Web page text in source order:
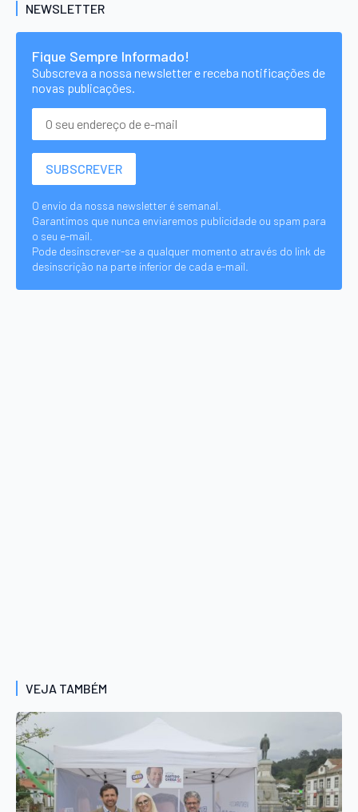
NEWSLETTER
Fique Sempre Informado!
Subscreva a nossa newsletter e receba notificações de
novas publicações.
O envio da nossa newsletter é semanal.
Garantimos que nunca enviaremos publicidade ou spam para
o seu e-mail.
Pode desinscrever-se a qualquer momento através do link de
desinscrição na parte inferior de cada e-mail.
VEJA TAMBÉM